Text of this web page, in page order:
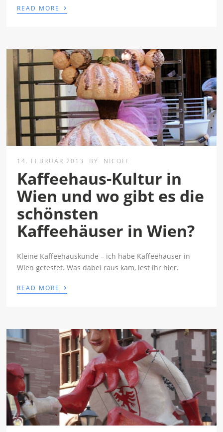
READ MORE ›
14. FEBRUAR 2013 BY NICOLE
Kaffeehaus-Kultur in
Wien und wo gibt es die
schönsten
Kaffeehäuser in Wien?
Kleine Kaffeehauskunde – ich habe Kaffeehäuser in
Wien getestet. Was dabei raus kam, lest ihr hier.
READ MORE ›